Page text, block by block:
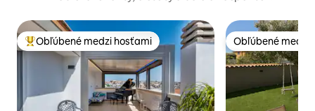
Najobľúbenejšie medzi hosťami
Obľúbené medzi hosťami Obľúbené medzi
Obľúbené medzi